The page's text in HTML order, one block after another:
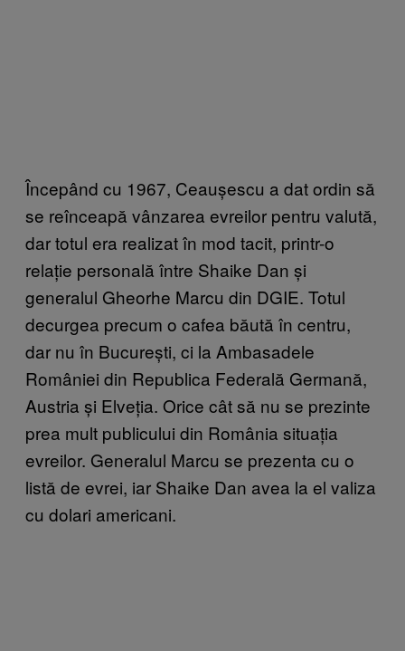
Începând cu 1967, Ceaușescu a dat ordin să
se reînceapă vânzarea evreilor pentru valută,
dar totul era realizat în mod tacit, printr-o
relație personală între Shaike Dan și
generalul Gheorhe Marcu din DGIE. Totul
decurgea precum o cafea băută în centru,
dar nu în București, ci la Ambasadele
României din Republica Federală Germană,
Austria și Elveția. Orice cât să nu se prezinte
prea mult publicului din România situația
evreilor. Generalul Marcu se prezenta cu o
listă de evrei, iar Shaike Dan avea la el valiza
cu dolari americani.